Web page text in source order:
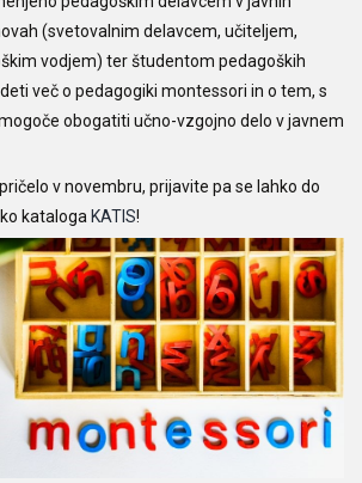
(svetovalnim delavcem, učiteljem,
vodjem) ter študentom pedagoških
več o pedagogiki montessori in o tem, s
obogatiti učno-vzgojno delo v javnem
v novembru, prijavite pa se lahko do
kataloga KATIS!